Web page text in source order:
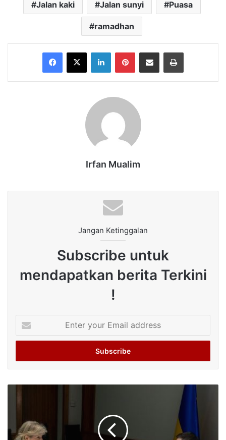
Jalan kaki Jalan sunyi Puasa
ramadhan
Facebook
X LinkedInPinterestShare via Email Print
Irfan Mualim
Jangan Ketinggalan
Subscribe untuk
mendapatkan berita Terkini
!
your
Email